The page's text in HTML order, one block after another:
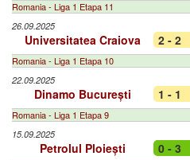
Romania - Liga 1 Etapa 11
26.09.2025
Universitatea Craiova 2 - 2
Romania - Liga 1 Etapa 10
22.09.2025
Dinamo București 1 - 1
Romania - Liga 1 Etapa 9
15.09.2025
Petrolul Ploiești 0 - 3